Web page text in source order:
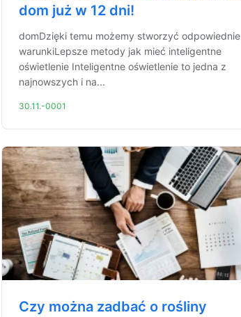
dom już w 12 dni!
domDzięki temu możemy stworzyć odpowiednie
warunkiLepsze metody jak mieć inteligentne
oświetlenie Inteligentne oświetlenie to jedna z
najnowszych i na...
30.11.-0001
Czy można zadbać o rośliny